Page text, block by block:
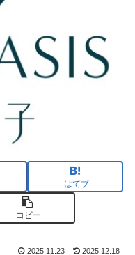
はてブ
コピー
2025.11.23 2025.12.18